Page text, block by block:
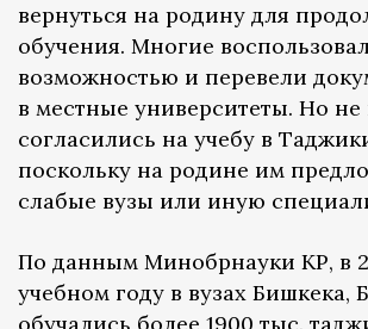
вернуться на родину для
обучения. Многие
возможностью и перевели
в местные университеты. Но не
согласились на учебу в
поскольку на родине им
слабые вузы или иную
По данным Минобрнауки КР, в
учебном году в вузах Бишкека,